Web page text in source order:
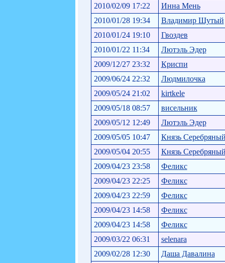
2010/02/09 17:22
Инна Мень
2010/01/28 19:34
Владимир Шутый
2010/01/24 19:10
Гвоздев
2010/01/22 11:34
Лютэль Эдер
2009/12/27 23:32
Криспи
2009/06/24 22:32
Людмилочка
2009/05/24 21:02
kirtkele
2009/05/18 08:57
висельник
2009/05/12 12:49
Лютэль Эдер
2009/05/05 10:47
Князь
2009/05/04 20:55
Князь
2009/04/23 23:58
Феликс
2009/04/23 22:25
Феликс
2009/04/23 22:59
Феликс
2009/04/23 14:58
Феликс
2009/04/23 14:58
Феликс
2009/03/22 06:31
selenara
2009/02/28 12:30
Даша Давалина